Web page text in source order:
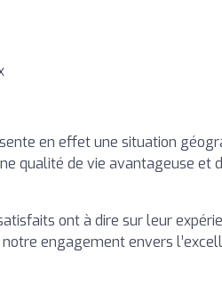
en effet une situation
qualité de vie avantageuse et
ont à dire sur leur
engagement envers